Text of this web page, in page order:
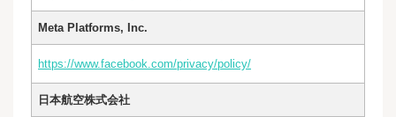
Meta Platforms, Inc.
https://www.facebook.com/privacy/policy/
日本航空株式会社